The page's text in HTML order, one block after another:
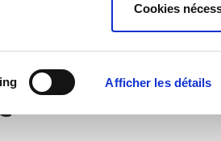
Afficher les détails
Cookies